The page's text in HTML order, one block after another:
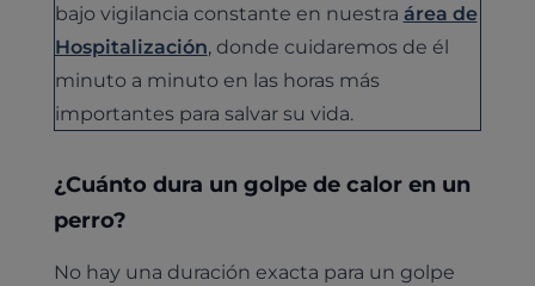
bajo vigilancia constante en nuestra área de
Hospitalización, donde cuidaremos de él
minuto a minuto en las horas más
importantes para salvar su vida.
¿Cuánto dura un golpe de calor en un
perro?
No hay una duración exacta para un golpe